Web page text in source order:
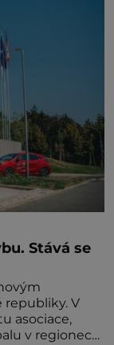
Stává se
republiky. V
asociace,
v regionech.